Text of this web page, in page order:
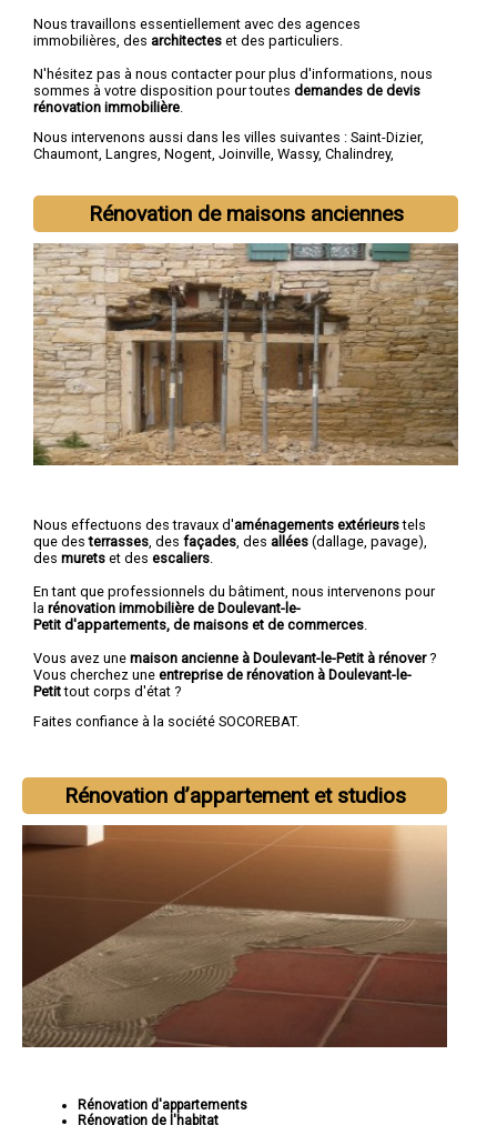
Nous travaillons essentiellement avec des agences
immobilières, des architectes et des particuliers.
N'hésitez pas à nous contacter pour plus d'informations, nous
sommes à votre disposition pour toutes demandes de devis
rénovation immobilière
Nous intervenons aussi dans les villes suivantes : Saint-Dizier,
Chaumont, Langres, Nogent, Joinville, Wassy, Chalindrey,
Rénovation de maisons anciennes
Nous effectuons des travaux d'aménagements extérieurstels
que desterrasses , des façades , des allées (dallage, pavage),
des murets et des escaliers
En tant que professionnels du bâtiment, nous intervenons pour
la rénovation immobilière de Doulevant-le-
Petit d'appartements, de maisons et de commerces
Vous avez une maison ancienne à Doulevant-le-Petit à rénover?
Vous cherchez une entreprise de rénovation à Doulevant-le-
Petittout corps d'état ?
Faites confiance à la société SOCOREBAT.
Rénovation d’appartement et studios
Rénovation d'appartements
Rénovation de l'habitat